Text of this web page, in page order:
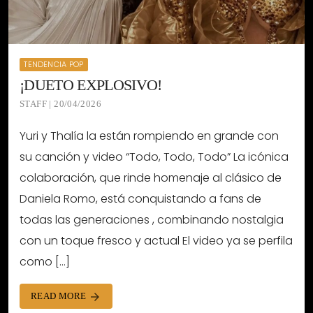
TENDENCIA POP
¡DUETO EXPLOSIVO!
STAFF | 20/04/2026
Yuri y Thalía la están rompiendo en grande con
su canción y video “Todo, Todo, Todo” La icónica
colaboración, que rinde homenaje al clásico de
Daniela Romo, está conquistando a fans de
todas las generaciones , combinando nostalgia
con un toque fresco y actual El video ya se perfila
como […]
READ MORE arrow_forward